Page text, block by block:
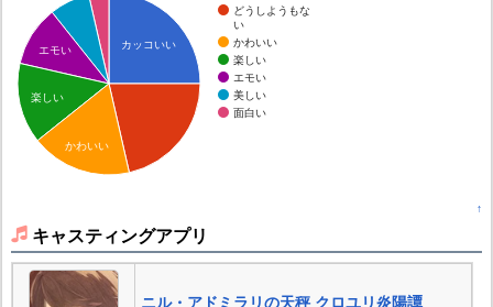
どうしようもな
い
かわいい
楽しい
エモい
美しい
面白い
カッコいい
エモい
楽しい
かわいい
↑
キャスティングアプリ
ニル・アドミラリの天秤 クロユリ炎陽譚